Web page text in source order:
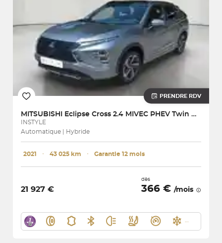
PRENDRE RDV
MITSUBISHI Eclipse Cross 2.4 MIVEC PHEV Twin Motor 4WD
INSTYLE
Automatique | Hybride
2021 ･ 43 025 km ･ Garantie 12 mois
21 927 €
dès
366 € /mois